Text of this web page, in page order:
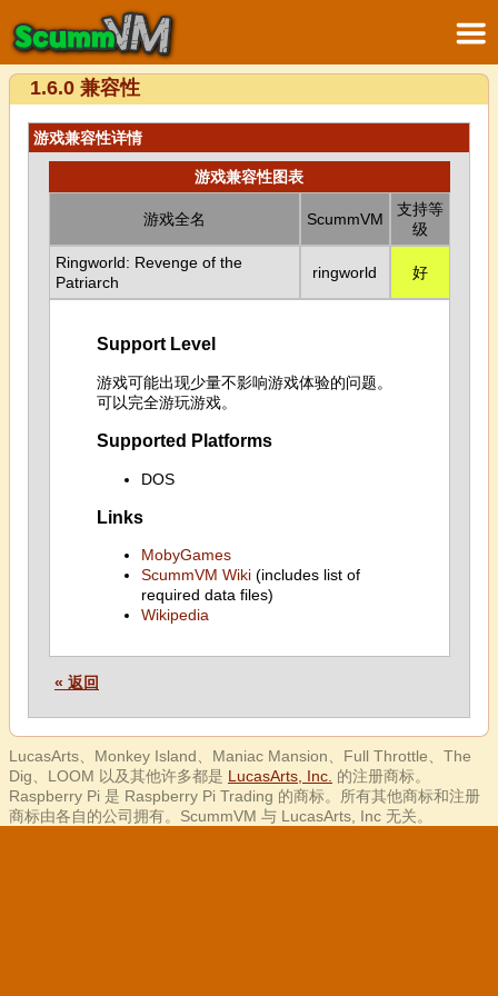
1.6.0 兼容性
游戏兼容性详情
游戏兼容性图表
游戏全名 ScummVM
支持等
级
Ringworld: Revenge of the
Patriarch
ringworld 好
Support Level
游戏可能出现少量不影响游戏体验的问题。
可以完全游玩游戏。
Supported Platforms
DOS
Links
MobyGames
ScummVM Wiki(includes list of
required data files)
Wikipedia
« 返回
LucasArts、Monkey Island、Maniac Mansion、Full Throttle、The
Dig、LOOM 以及其他许多都是 LucasArts, Inc. 的注册商标。
Raspberry Pi 是 Raspberry Pi Trading 的商标。所有其他商标和注册
商标由各自的公司拥有。ScummVM 与 LucasArts, Inc 无关。